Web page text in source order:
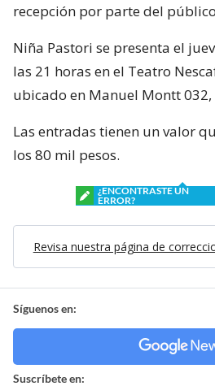
recepción por parte del
Niña Pastori se presenta el
las 21 horas en el Teatro
ubicado en Manuel Montt 032,
Las entradas tienen un valor
los 80 mil pesos.
¿ENCONTRASTE UN
ERROR?
Revisa nuestra página de
Síguenos en:
Suscríbete en: